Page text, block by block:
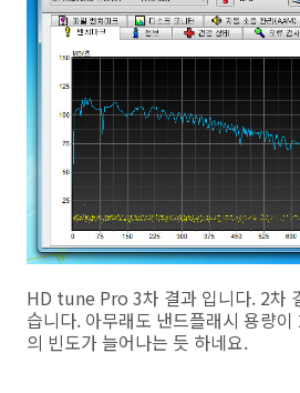
HD tune Pro 3차 결과 입니다. 2차
습니다. 아무래도 낸드플래시 용량
의 빈도가 늘어나는 듯 하네요.